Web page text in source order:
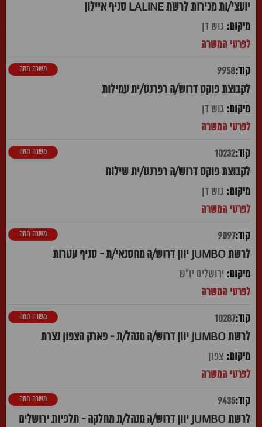
יועצי/ות מכירות לרשת LALINE סניף איילון
גוש דן
9958
לקבוצת פוקס דרוש/ה רפרנט/ית עמילות
משרה חמה
גוש דן
10232
לקבוצת פוקס דרוש/ה רפרנט/ית שילוח
משרה חמה
גוש דן
9097
לרשת JUMBO יוון דרוש/ה מחסנאי/ת - סניף עטרות
משרה חמה
ירושלים יו"ש
10287
לרשת JUMBO יוון דרוש/ה מנהל/ת - פארק הצפון נצרת
משרה חמה
צפון
9435
לרשת JUMBO יוון דרוש/ה מנהל/ת מחלקה - תלפיות ירושלים
משרה חמה